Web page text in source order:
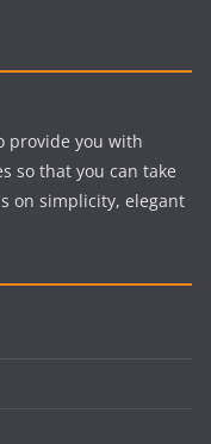
provide you with
so that you can take
on simplicity, elegant